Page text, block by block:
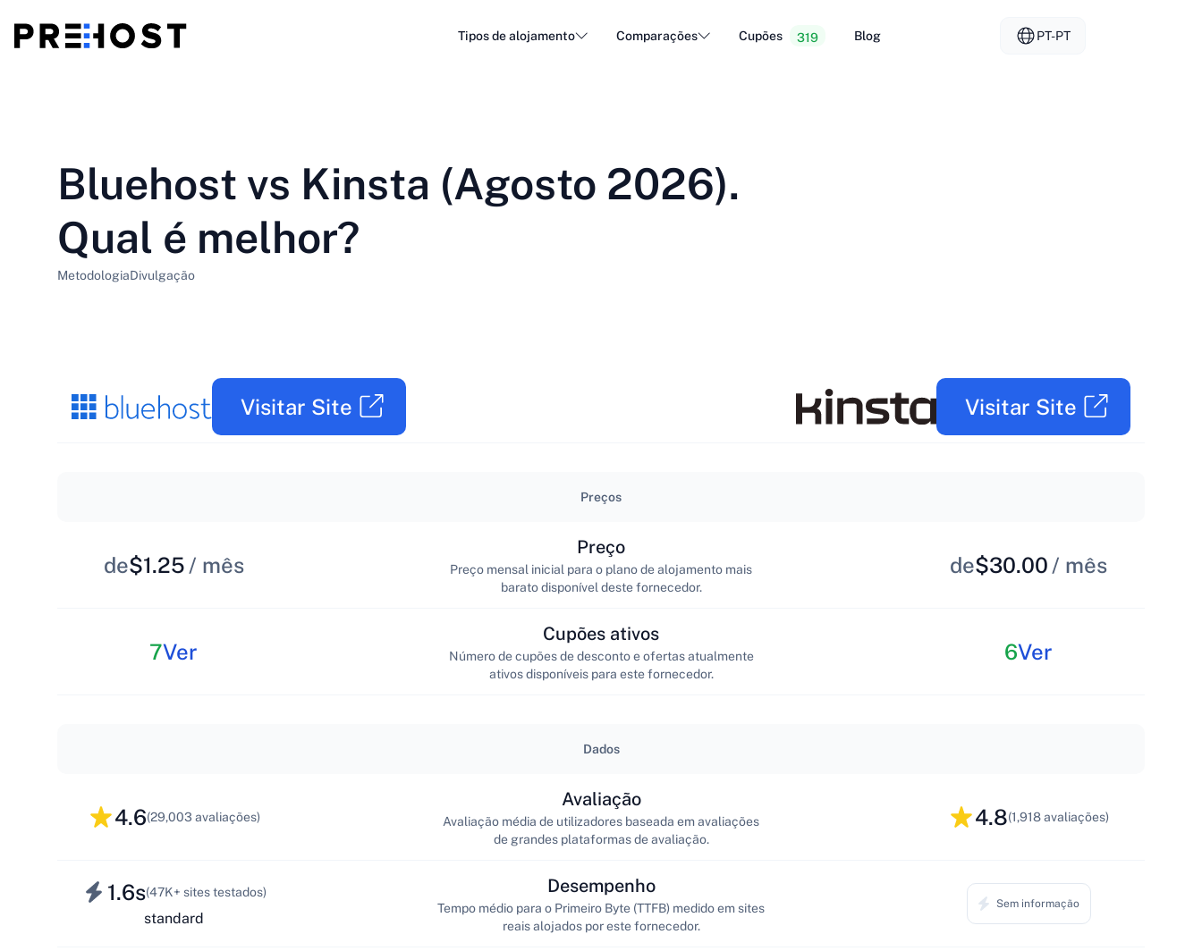
Tipos de alojamento
Alojamento de correio eletrónico
Comparações Cupões 319 Blog PT-PT
EN - English ES - Español
LT - Lietuvių LV - Latviešu
Bluehost vs Kinsta (Agosto 2026).
Qual é melhor?
MetodologiaDivulgação
Visitar Site Visitar Site
Preços
de$1.25 / mês
Preço
Preço mensal inicial para o plano de alojamento mais
barato disponível deste fornecedor.
de$30.00 / mês
7Ver
Cupões ativos
Número de cupões de desconto e ofertas atualmente
ativos disponíveis para este fornecedor.
6Ver
Dados
4.6(29,003 avaliações)
Avaliação
Avaliação média de utilizadores baseada em avaliações
de grandes plataformas de avaliação.
4.8(1,918 avaliações)
1.6s(47K+ sites testados)
standard
Desempenho
Tempo médio para o Primeiro Byte (TTFB) medido em sites
reais alojados por este fornecedor.
Sem informação